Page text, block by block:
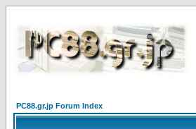
PC88.gr.jp Forum Index